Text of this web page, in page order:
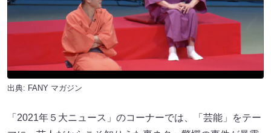
出典: FANY マガジン
「2021年５大ニュース」のコーナーでは、「芸能」をテー